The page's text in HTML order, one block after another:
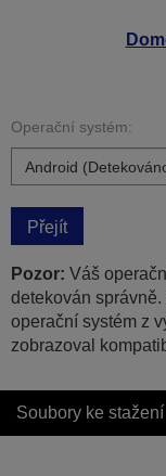
Operační systém:
Přejít
Pozor: Váš
detekován
operační systém z
zobrazoval
Soubory ke stažení